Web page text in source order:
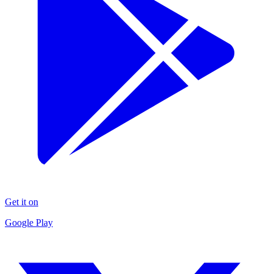
Get it on
Google Play